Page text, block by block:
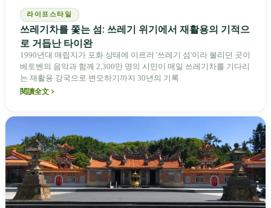
라이프스타일
쓰레기차를 쫓는 섬: 쓰레기 위기에서 재활용의 기적으
로 거듭난 타이완
1990년대 매립지가 포화 상태에 이르러 '쓰레기 섬'이라 불리던 곳이
베토벤의 음악과 함께 2,300만 명의 시민이 매일 쓰레기차를 기다리
는 재활용 강국으로 변모하기까지 30년의 기록
閱讀全文